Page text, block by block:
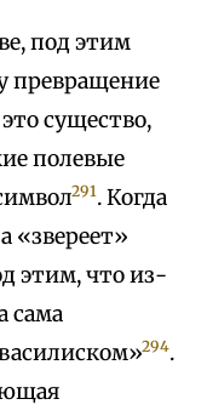
под этим
превращение
существо,
полевые
291. Когда
«звереет»
этим, что из-
сама
294.